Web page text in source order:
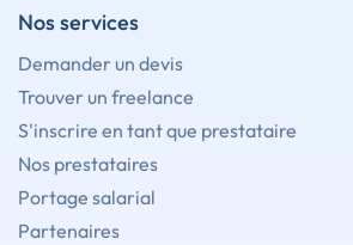
Nos services
Demander un devis
Trouver un freelance
S'inscrire en tant que prestataire
Nos prestataires
Portage salarial
Partenaires